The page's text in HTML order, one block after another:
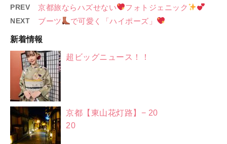
PREV 京都旅ならハズせない フォトジェニック
NEXT ブーツ で可愛く「ハイポーズ」
新着情報
超ビッグニュース！！
京都【東山花灯路】− 20
20